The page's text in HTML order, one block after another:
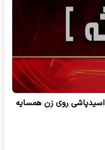
جزئیات حادثه هولناک در تهران | اسیدپاشی روی زن همسایه